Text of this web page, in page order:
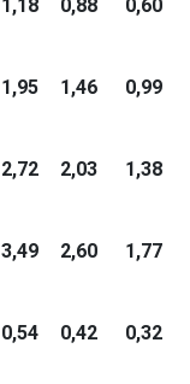
1,18 0,88 0,60
1,95 1,46 0,99
2,72 2,03 1,38
3,49 2,60 1,77
0,54 0,42 0,32